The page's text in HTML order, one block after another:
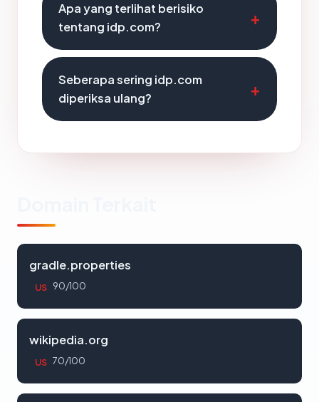
Apa yang terlihat berisiko
tentang idp.com?
Seberapa sering idp.com
diperiksa ulang?
gradle.properties
US 90/100
wikipedia.org
US 70/100